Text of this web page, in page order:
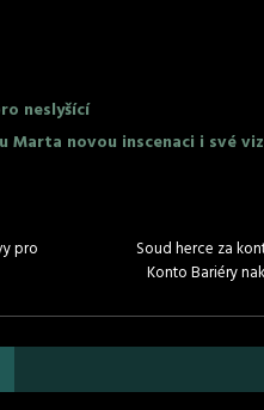
neslyšící
Marta novou inscenaci i své
pro
Soud herce za
Konto Bariéry